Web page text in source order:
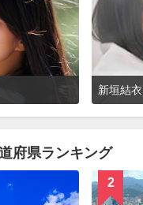
新垣結衣
府県ランキング
2